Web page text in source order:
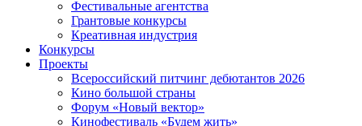
Фестивальные агентства
Грантовые конкурсы
Креативная индустрия
Конкурсы
Проекты
Всероссийский питчинг дебютантов 2026
Кино большой страны
Форум «Новый вектор»
Кинофестиваль «Будем жить»